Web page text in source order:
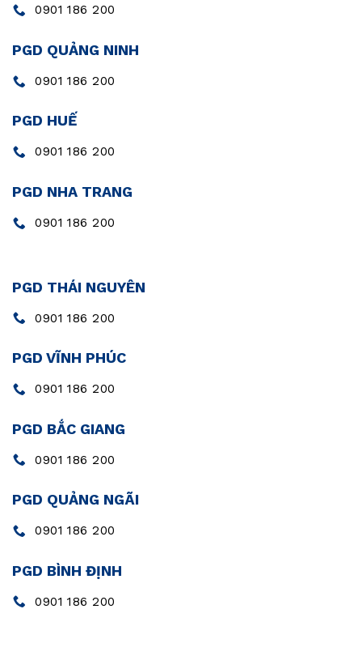
0901 186 200
PGD QUẢNG NINH
0901 186 200
PGD HUẾ
0901 186 200
PGD NHA TRANG
0901 186 200
PGD THÁI NGUYÊN
0901 186 200
PGD VĨNH PHÚC
0901 186 200
PGD BẮC GIANG
0901 186 200
PGD QUẢNG NGÃI
0901 186 200
PGD BÌNH ĐỊNH
0901 186 200